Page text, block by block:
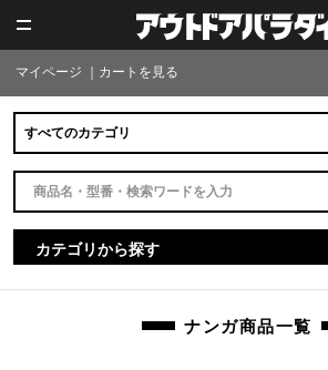
マイページ カートを見る
カテゴリから探す
ナンガ商品一覧